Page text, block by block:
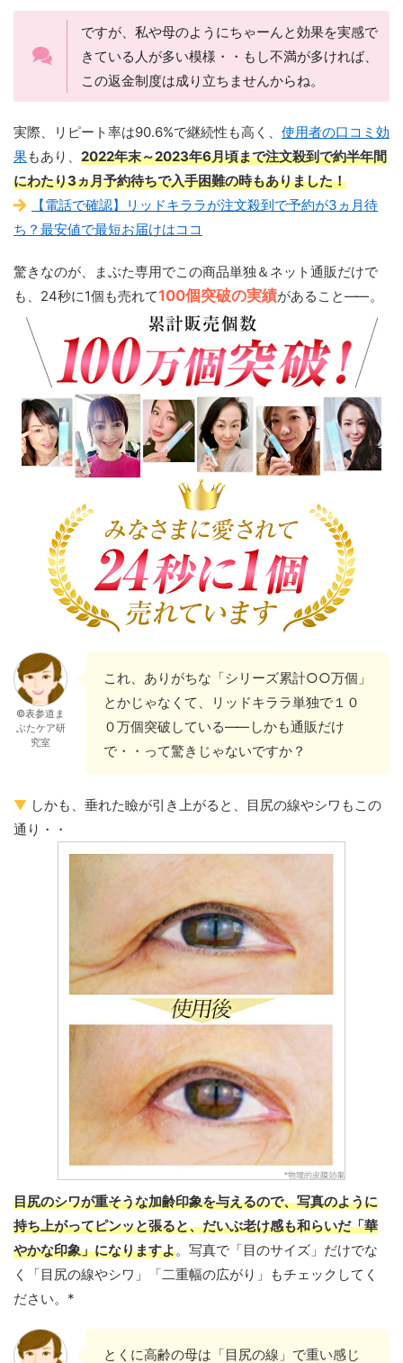
ですが、私や母のようにちゃーんと効果を実感で
きている人が多い模様・・もし不満が多ければ、
この返金制度は成り立ちませんからね。
実際、リピート率は90.6%で継続性も高く、 使用者の口コミ効
果もあり、 2022年末～2023年6月頃まで注文殺到で約半年間
にわたり3ヵ月予約待ちで入手困難の時もありました！
【電話で確認】リッドキララが注文殺到で予約が3ヵ月待
ち？最安値で最短お届けはココ
驚きなのが、まぶた専用でこの商品単独＆ネット通販だけで
も、24秒に1個も売れて100個突破の実績があること——。
©表参道ま
ぶたケア研
究室
これ、ありがちな「シリーズ累計○○万個」
とかじゃなくて、リッドキララ単独で１０
０万個突破している——しかも通販だけ
で・・って驚きじゃないですか？
▼ しかも、垂れた瞼が引き上がると、目尻の線やシワもこの
通り・・
目尻のシワが重そうな加齢印象を与えるので、写真のように
持ち上がってピンッと張ると、だいぶ老け感も和らいだ「華
やかな印象」になりますよ。写真で「目のサイズ」だけでな
く「目尻の線やシワ」「二重幅の広がり」もチェックしてく
ださい。*
とくに高齢の母は「目尻の線」で重い感じ